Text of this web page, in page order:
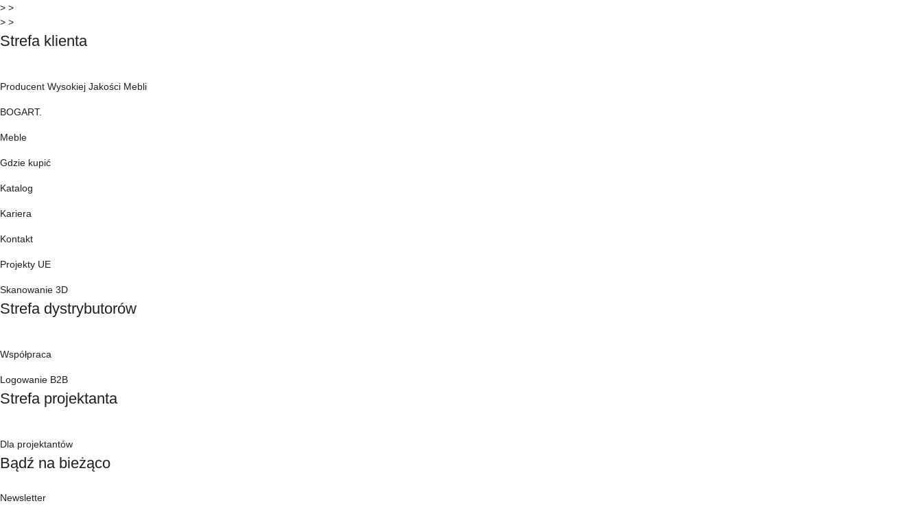
> >
> >
Strefa klienta
Producent Wysokiej Jakości Mebli
BOGART.
Meble
Gdzie kupić
Katalog
Kariera
Kontakt
Projekty UE
Skanowanie 3D
Strefa dystrybutorów
Współpraca
Logowanie B2B
Strefa projektanta
Dla projektantów
Bądź na bieżąco
Newsletter